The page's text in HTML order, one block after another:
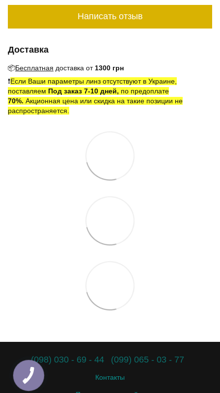
Написать отзыв
Доставка
📦Бесплатная доставка от 1300 грн
❗️Если Ваши параметры линз отсутствуют в Украине,
поставляем Под заказ 7-10 дней, по предоплате
70%. Акционная цена или скидка на такие позиции не
распространяется.
(098) 030 - 69 - 44 (099) 065 - 03 - 77
Контакты